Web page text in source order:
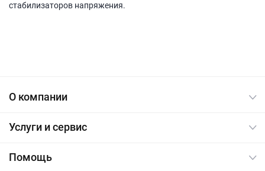
стабилизаторов напряжения.
О компании
Услуги и сервис
Помощь